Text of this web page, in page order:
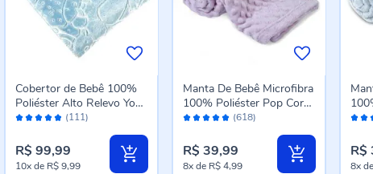
Avaliação: (111)
Cobertor de Bebê 100%
Poliéster Alto Relevo Yoyo
- Azul
R$ 99,99
10xde R$ 9,99
Avaliação: (618)
Manta De Bebê Microfibra
100% Poliéster Pop Corn
Havan Baby - Rose
R$ 39,99
8xde R$ 4,99
R$
8xde